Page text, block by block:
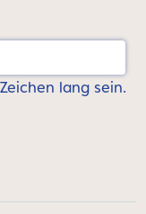
lang sein.